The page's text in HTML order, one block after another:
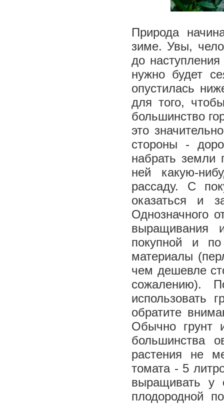
Природа
зиме. Увы,
до
нужно будет
опустилась
для того,
большинство
это
стороны -
набрать земли
ней какую-
рассаду. С
оказаться и
Однозначного
выращивания
покупной и
материалы
чем дешевле
сожалению).
использовать
обратите
Обычно грунт
большинства
растения не
томата - 5
выращивать у
плодородной